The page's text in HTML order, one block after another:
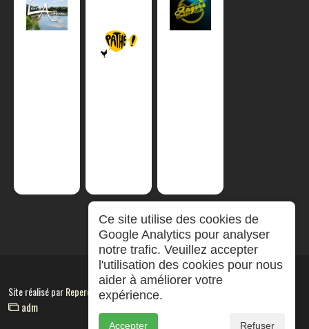
Site réalisé parRepereCom
adm
Ce site utilise des cookies de
Google Analytics pour analyser
notre trafic. Veuillez accepter
l'utilisation des cookies pour nous
aider à améliorer votre
expérience.
Accepter Refuser